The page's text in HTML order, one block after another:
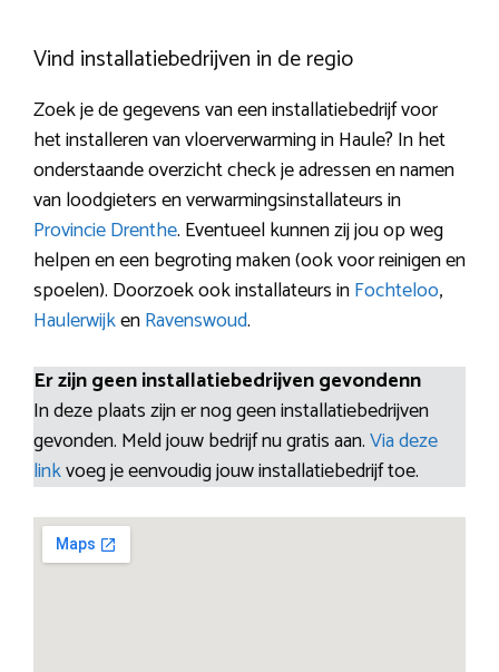
Vind installatiebedrijven in de regio
Zoek je de gegevens van een installatiebedrijf voor
het installeren van vloerverwarming in Haule? In het
onderstaande overzicht check je adressen en namen
van loodgieters en verwarmingsinstallateurs in
Provincie Drenthe. Eventueel kunnen zij jou op weg
helpen en een begroting maken (ook voor reinigen en
spoelen). Doorzoek ook installateurs inFochteloo,
HaulerwijkenRavenswoud.
Er zijn geen installatiebedrijven gevondenn
In deze plaats zijn er nog geen installatiebedrijven
gevonden. Meld jouw bedrijf nu gratis aan.Via deze
linkvoeg je eenvoudig jouw installatiebedrijf toe.